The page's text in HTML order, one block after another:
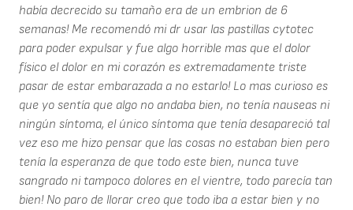
había decrecido su tamaño era de un embrion de 6
semanas! Me recomendó mi dr usar las pastillas cytotec
para poder expulsar y fue algo horrible mas que el dolor
físico el dolor en mi corazón es extremadamente triste
pasar de estar embarazada a no estarlo! Lo mas curioso es
que yo sentía que algo no andaba bien, no tenía nauseas ni
ningún síntoma, el único síntoma que tenía desapareció tal
vez eso me hizo pensar que las cosas no estaban bien pero
tenía la esperanza de que todo este bien, nunca tuve
sangrado ni tampoco dolores en el vientre, todo parecía tan
bien! No paro de llorar creo que todo iba a estar bien y no